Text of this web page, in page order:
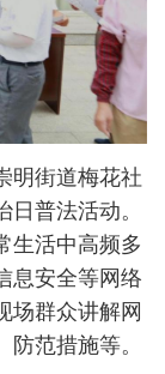
明街道梅花社
普法活动。
生活中高频多
息安全等网络
场群众讲解网
范措施等。